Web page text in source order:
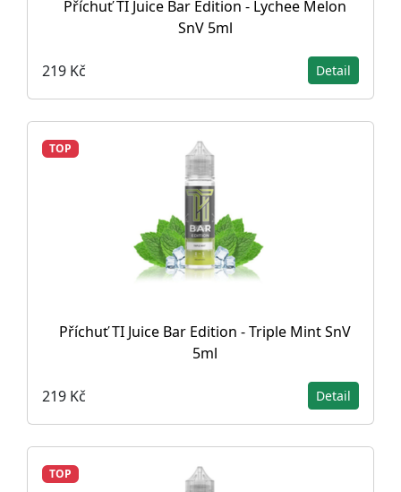
Příchuť TI Juice Bar Edition - Lychee Melon
SnV 5ml
219 Kč Detail
TOP
Příchuť TI Juice Bar Edition - Triple Mint SnV
5ml
219 Kč Detail
TOP